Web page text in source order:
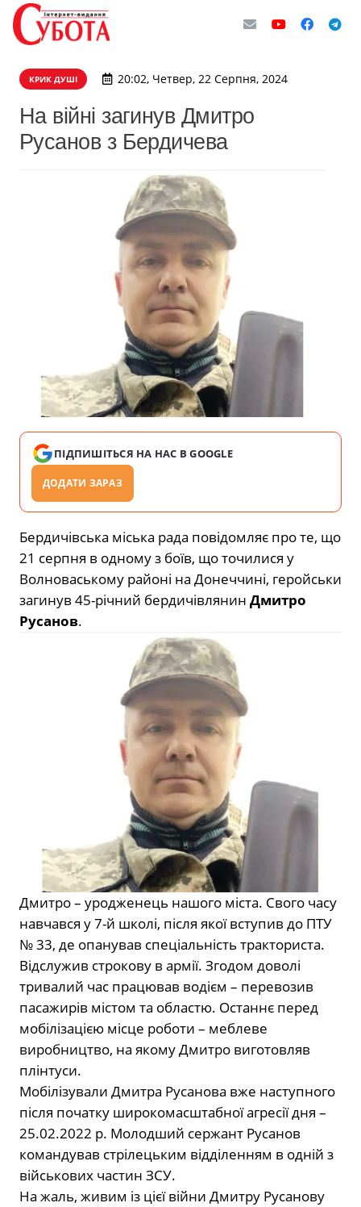
КРИК ДУШІ 20:02, Четвер, 22 Серпня, 2024
На війні загинув Дмитро
Русанов з Бердичева
ПІДПИШІТЬСЯ НА НАС В GOOGLE
ДОДАТИ ЗАРАЗ
Бердичівська міська рада повідомляє про те, що
21 серпня в одному з боїв, що точилися у
Волноваському районі на Донеччині, геройськи
загинув 45-річний бердичівлянин Дмитро
Русанов.
Дмитро – уродженець нашого міста. Свого часу
навчався у 7-й школі, після якої вступив до ПТУ
№ 33, де опанував спеціальність тракториста.
Відслужив строкову в армії. Згодом доволі
тривалий час працював водієм – перевозив
пасажирів містом та областю. Останнє перед
мобілізацією місце роботи – меблеве
виробництво, на якому Дмитро виготовляв
плінтуси.
Мобілізували Дмитра Русанова вже наступного
після початку широкомасштабної агресії дня –
25.02.2022 р. Молодший сержант Русанов
командував стрілецьким відділенням в одній з
військових частин ЗСУ.
На жаль, живим із цієї війни Дмитру Русанову